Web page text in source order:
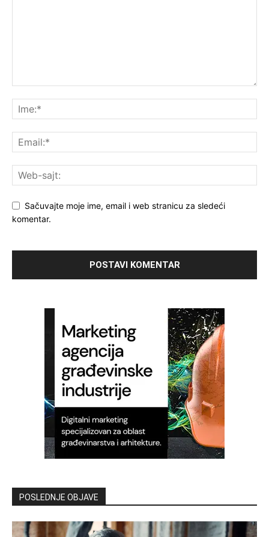
Sačuvajte moje ime, email i web stranicu za sledeći
komentar.
POSLEDNJE OBJAVE